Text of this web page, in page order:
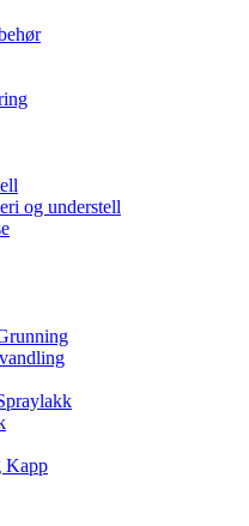
og understell
Kapp